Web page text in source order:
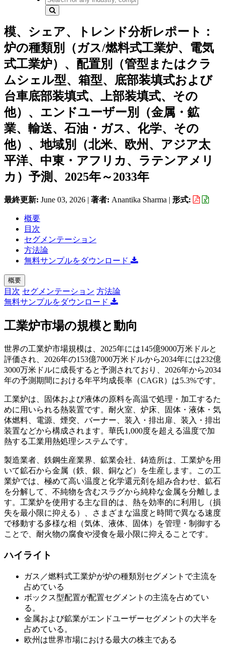
模、シェア、トレンド分析レポート：
炉の種類別（ガス/燃料式工業炉、電気
式工業炉）、配置別（管型またはクラ
ムシェル型、箱型、底部装填式および
台車底部装填式、上部装填式、その
他）、エンドユーザー別（金属・鉱
業、輸送、石油・ガス、化学、その
他）、地域別（北米、欧州、アジア太
平洋、中東・アフリカ、ラテンアメリ
カ）予測、2025年～2033年
最終更新: June 03, 2026 | 著者: Anantika Sharma | 形式:
概要
目次
セグメンテーション
方法論
無料サンプルをダウンロード
概要
目次 セグメンテーション 方法論
無料サンプルをダウンロード
工業炉市場の規模と動向
世界の工業炉市場規模は、2025年には145億9000万米ドルと
評価され、2026年の153億7000万米ドルから2034年には232億
3000万米ドルに成長すると予測されており、2026年から2034
年の予測期間における年平均成長率（CAGR）は5.3%です。
工業炉は、固体および液体の原料を高温で処理・加工するた
めに用いられる熱装置です。耐火室、炉床、固体・液体・気
体燃料、電源、煙突、バーナー、装入・排出扉、装入・排出
装置などから構成されます。華氏1,000度を超える温度で加
熱する工業用熱処理システムです。
製造業者、鉄鋼生産業界、鉱業会社、鋳造所は、工業炉を用
いて鉱石から金属（鉄、銀、銅など）を生産します。この工
業炉では、極めて高い温度と化学還元剤を組み合わせ、鉱石
を分解して、不純物を含むスラグから純粋な金属を分離しま
す。工業炉を使用する主な目的は、熱を効率的に利用し（損
失を最小限に抑える）、さまざまな温度と時間で異なる速度
で移動する多様な相（気体、液体、固体）を管理・制御する
ことで、耐火物の腐食や浸食を最小限に抑えることです。
ハイライト
ガス／燃料式工業炉が炉の種類別セグメントで主流を
占めている
ボックス型配置が配置セグメントの主流を占めてい
る。
金属および鉱業がエンドユーザーセグメントの大半を
占めている。
欧州は世界市場における最大の株主である